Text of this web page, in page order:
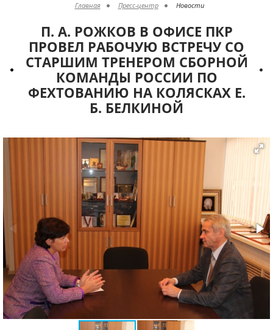
Главная Пресс-центр Новости
П. А. РОЖКОВ В ОФИСЕ ПКР
ПРОВЕЛ РАБОЧУЮ ВСТРЕЧУ СО
СТАРШИМ ТРЕНЕРОМ СБОРНОЙ
КОМАНДЫ РОССИИ ПО
ФЕХТОВАНИЮ НА КОЛЯСКАХ Е.
Б. БЕЛКИНОЙ